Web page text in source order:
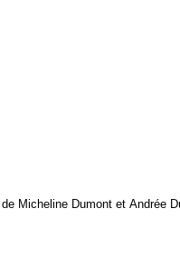
de Micheline Dumont et Andrée